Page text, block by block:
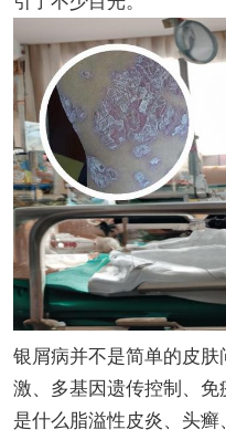
银屑病并不是简单的皮
激、多基因遗传控制、
是什么脂溢性皮炎、头